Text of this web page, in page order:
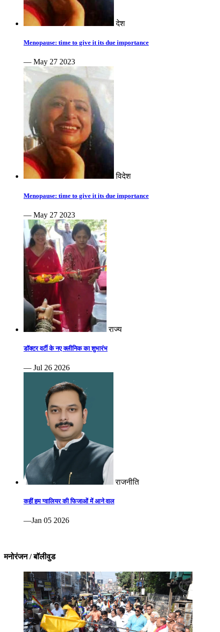
देश
Menopause: time to give it its due importance
— May 27 2023
विदेश
Menopause: time to give it its due importance
— May 27 2023
राज्य
डॉक्टर वर्टी के नए क्लीनिक का शुभारंभ
— Jul 26 2026
राजनीति
कहीं हम ग्वालियर की फिजाओं में आने वाल
—Jan 05 2026
मनोरंजन / बॉलीवुड